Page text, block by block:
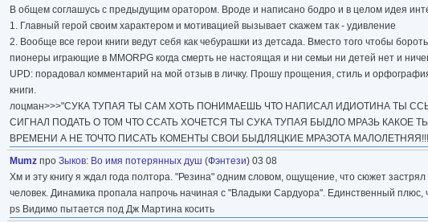
В общем соглашусь с предыдущим оратором. Вроде и написано бодро и в целом идея
1. Главный герой своим характером и мотивацией вызывает скажем так - удивление
2. Вообще все герои книги ведут себя как чебурашки из детсада. Вместо того чтобы
пионеры играющие в MMORPG когда смерть не настоящая и ни семьи ни детей нет и
UPD: порадовал комментарий на мой отзыв в личку. Прошу прощения, стиль и
книги.
лоцман>>>"СУКА ТУПАЯ ТЫ САМ ХОТЬ ПОНИМАЕШЬ ЧТО НАПИСАЛ ИДИОТИНА ТЫ
СИГНАЛ ПОДАТЬ О ТОМ ЧТО ССАТЬ ХОЧЕТСЯ ТЫ СУКА ТУПАЯ БЫДЛО МРАЗЬ
ВРЕМЕНИ А НЕ ТОЧТО ПИСАТЬ КОМЕНТЫ СВОИ БЫДЛЯЦКИЕ МРАЗОТА
Mumz про Зыков: Во имя потерянных душ (Фэнтези) 03 08
Хм и эту книгу я ждал года полтора. "Резина" одним словом, ощущение, что сюжет
человек. Динамика пропала напрочь начиная с "Владыки Сардуора". Единственный плюс,
ps Видимо пытается под Дж Мартина косить